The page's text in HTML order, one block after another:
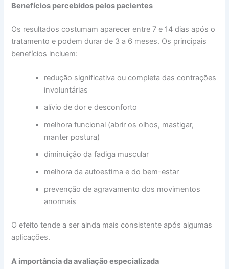
Benefícios percebidos pelos pacientes
Os resultados costumam aparecer entre 7 e 14 dias após o
tratamento e podem durar de 3 a 6 meses. Os principais
benefícios incluem:
redução significativa ou completa das contrações
involuntárias
alívio de dor e desconforto
melhora funcional (abrir os olhos, mastigar,
manter postura)
diminuição da fadiga muscular
melhora da autoestima e do bem-estar
prevenção de agravamento dos movimentos
anormais
O efeito tende a ser ainda mais consistente após algumas
aplicações.
A importância da avaliação especializada